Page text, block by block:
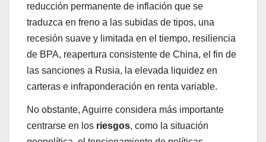
reducción permanente de inflación que se
traduzca en freno a las subidas de tipos, una
recesión suave y limitada en el tiempo, resiliencia
de BPA, reapertura consistente de China, el fin de
las sanciones a Rusia, la elevada liquidez en
carteras e infraponderación en renta variable.
No obstante, Aguirre considera más importante
centrarse en los riesgos, como la situación